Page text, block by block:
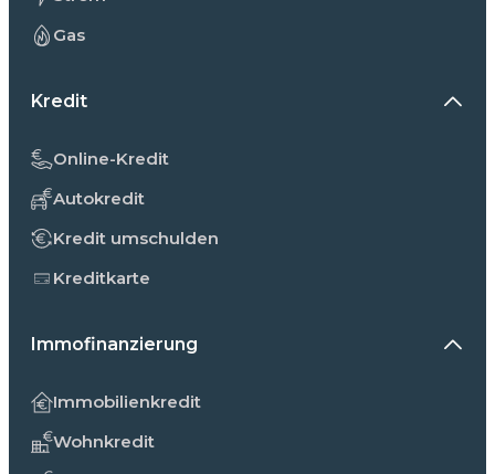
Gas
Kredit
Online-Kredit
Autokredit
Kredit umschulden
Kreditkarte
Immofinanzierung
Immobilienkredit
Wohnkredit